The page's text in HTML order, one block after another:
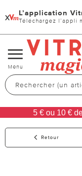
x L’application
Téléchargez l’appli
Changer
de
navigation
Menu
5 € ou 10 €
Retour